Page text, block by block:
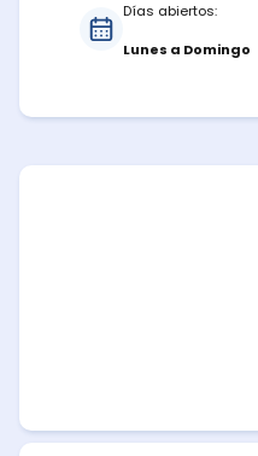
Días abiertos:
Lunes a Domingo